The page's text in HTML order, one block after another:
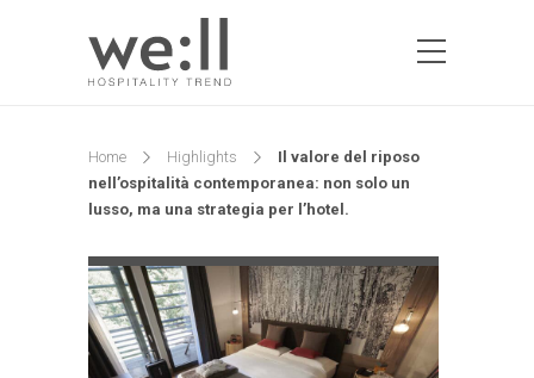
Home Highlights
Il valore del riposo
nell’ospitalità contemporanea: non solo un
lusso, ma una strategia per l’hotel.